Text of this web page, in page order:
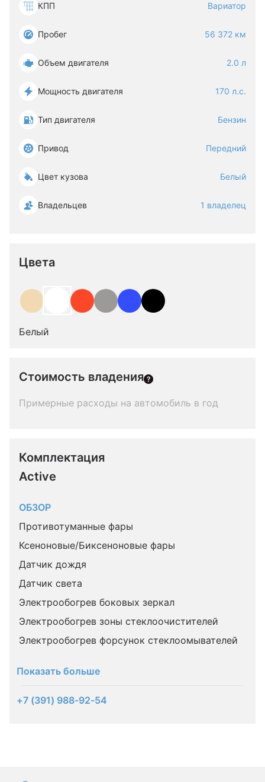
КПП Вариатор
Пробег 56 372 км
Объем двигателя 2.0 л
Мощность двигателя 170 л.с.
Тип двигателя Бензин
Привод Передний
Цвет кузова Белый
Владельцев 1 владелец
Цвета
Белый
Стоимость владения
Примерные расходы на автомобиль в год
Комплектация
Active
ОБЗОР
Противотуманные фары
Ксеноновые/Биксеноновые фары
Датчик дождя
Датчик света
Электрообогрев боковых зеркал
Электрообогрев зоны стеклоочистителей
Электрообогрев форсунок стеклоомывателей
Показать больше
+7 (391) 988-92-54